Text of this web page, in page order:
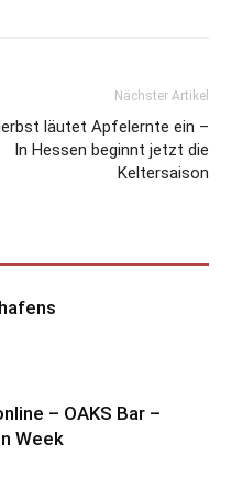
Nächster Artikel
läutet Apfelernte ein –
In Hessen beginnt jetzt die
Keltersaison
– OAKS Bar –
Week